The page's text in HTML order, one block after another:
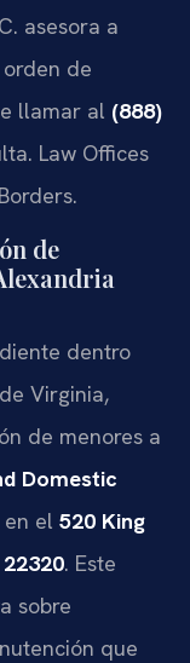
asesora a
de
llamar al (888)
Law Offices
de
dentro
Virginia,
de menores a
Domestic
el 520 King
. Este
sobre
que